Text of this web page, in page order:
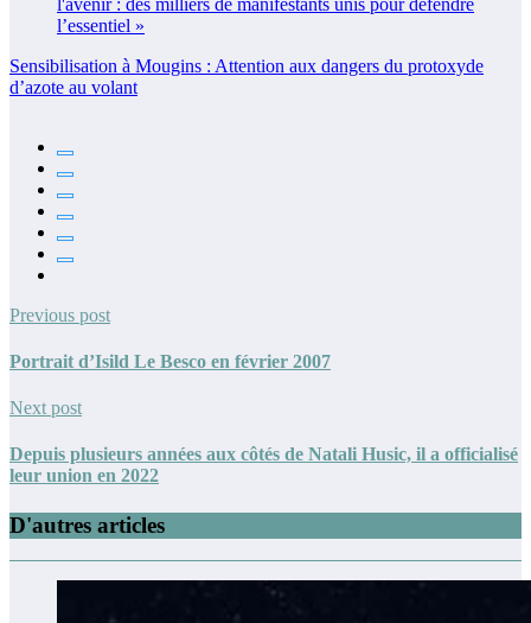
Sensibilisation à Mougins : Attention aux dangers du protoxyde
d’azote au volant
Previous post
Portrait d’Isild Le Besco en février 2007
Next post
Depuis plusieurs années aux côtés de Natali Husic, il a officialisé
leur union en 2022
D'autres articles